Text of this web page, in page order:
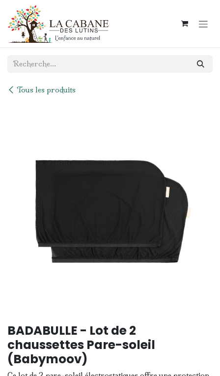
Se rendre au contenu
Tous les produits
BADABULLE - Lot de 2
chaussettes Pare-soleil
(Babymoov)